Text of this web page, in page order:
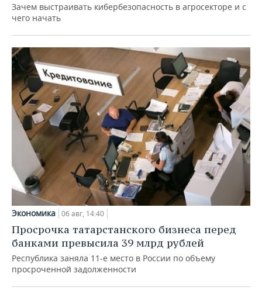
Зачем выстраивать кибербезопасность в агросекторе и с
чего начать
Экономика 06 авг, 14:40
Просрочка татарстанского бизнеса перед
банками превысила 39 млрд рублей
Республика заняла 11-е место в России по объему
просроченной задолженности